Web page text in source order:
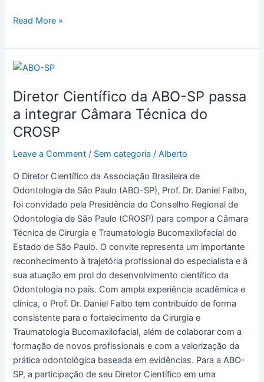
Read More »
Diretor Científico da ABO-SP passa
a integrar Câmara Técnica do
CROSP
Leave a Comment / Sem categoria /Alberto
O Diretor Científico da Associação Brasileira de
Odontologia de São Paulo (ABO-SP), Prof. Dr. Daniel Falbo,
foi convidado pela Presidência do Conselho Regional de
Odontologia de São Paulo (CROSP) para compor a Câmara
Técnica de Cirurgia e Traumatologia Bucomaxilofacial do
Estado de São Paulo. O convite representa um importante
reconhecimento à trajetória profissional do especialista e à
sua atuação em prol do desenvolvimento científico da
Odontologia no país. Com ampla experiência acadêmica e
clínica, o Prof. Dr. Daniel Falbo tem contribuído de forma
consistente para o fortalecimento da Cirurgia e
Traumatologia Bucomaxilofacial, além de colaborar com a
formação de novos profissionais e com a valorização da
prática odontológica baseada em evidências. Para a ABO-
SP, a participação de seu Diretor Científico em uma
Diretor
da
ABO-
SP
passa
a
Câmara
Técnica
do
CROSP